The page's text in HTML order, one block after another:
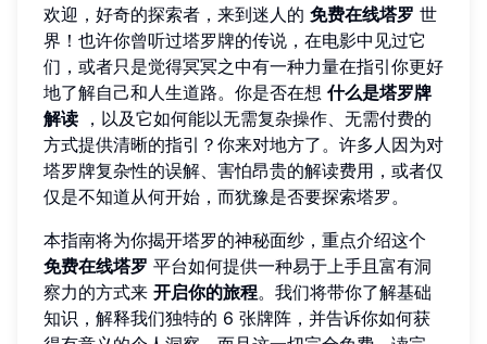
欢迎，好奇的探索者，来到迷人的 免费在线塔罗 世
界！也许你曾听过塔罗牌的传说，在电影中见过它
们，或者只是觉得冥冥之中有一种力量在指引你更好
地了解自己和人生道路。你是否在想 什么是塔罗牌
解读 ，以及它如何能以无需复杂操作、无需付费的
方式提供清晰的指引？你来对地方了。许多人因为对
塔罗牌复杂性的误解、害怕昂贵的解读费用，或者仅
仅是不知道从何开始，而犹豫是否要探索塔罗。
本指南将为你揭开塔罗的神秘面纱，重点介绍这个
免费在线塔罗 平台如何提供一种易于上手且富有洞
察力的方式来 开启你的旅程。我们将带你了解基础
知识，解释我们独特的 6 张牌阵，并告诉你如何获